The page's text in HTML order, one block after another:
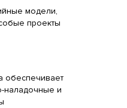
модели,
проекты
обеспечивает
наладочные и